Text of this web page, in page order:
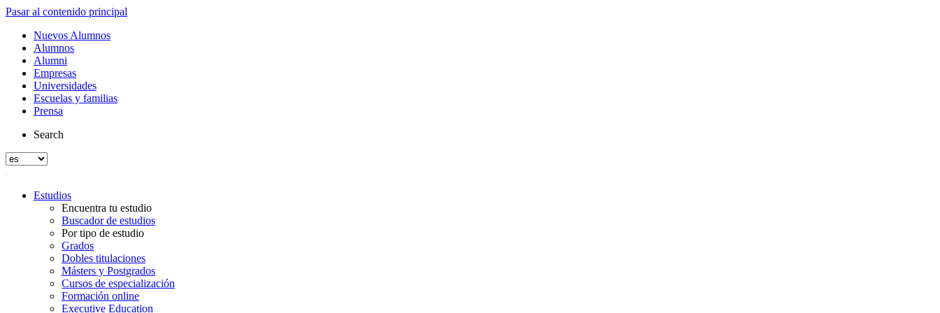
Pasar al contenido principal
Nuevos Alumnos
Alumnos
Alumni
Empresas
Universidades
Escuelas y familias
Prensa
Search
Estudios
Encuentra tu estudio
Buscador de estudios
Por tipo de estudio
Grados
Dobles titulaciones
Másters y Postgrados
Cursos de especialización
Formación online
Executive Education